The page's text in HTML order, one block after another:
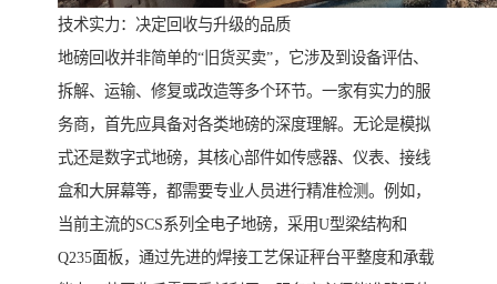
技术实力：决定回收与升级的品质
地磅回收并非简单的“旧货买卖”，它涉及到设备评估、
拆解、运输、修复或改造等多个环节。一家有实力的服
务商，首先应具备对各类地磅的深度理解。无论是模拟
式还是数字式地磅，其核心部件如传感器、仪表、接线
盒和大屏幕等，都需要专业人员进行精准检测。例如，
当前主流的SCS系列全电子地磅，采用U型梁结构和
Q235面板，通过先进的焊接工艺保证秤台平整度和承载